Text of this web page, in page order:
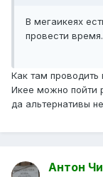
В мегаикеях
провести время.
Как там
Икее можно пойти
да альтернативы
Антон